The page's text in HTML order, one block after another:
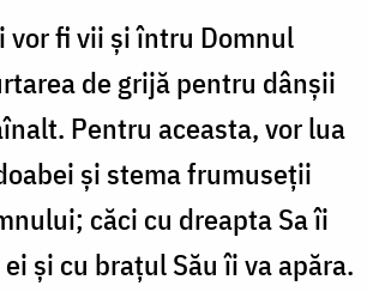
vor fi vii şi întru Domnul
de grijă pentru dânşii
Pentru aceasta, vor lua
şi stema frumuseţii
căci cu dreapta Sa îi
şi cu braţul Său îi va apăra.